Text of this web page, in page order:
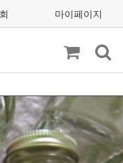
마이페이지